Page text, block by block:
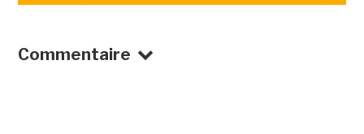
Commentaire